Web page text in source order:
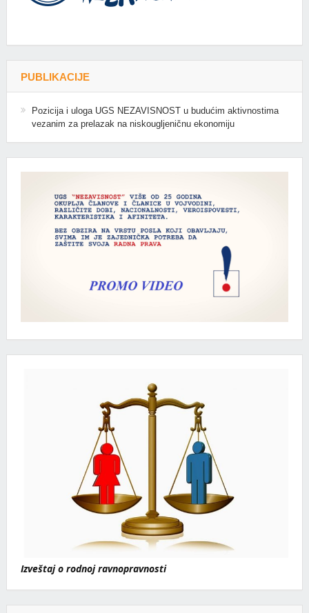
PUBLIKACIJE
Pozicija i uloga UGS NEZAVISNOST u budućim aktivnostima
vezanim za prelazak na niskougljeničnu ekonomiju
Izveštaj o rodnoj ravnopravnosti